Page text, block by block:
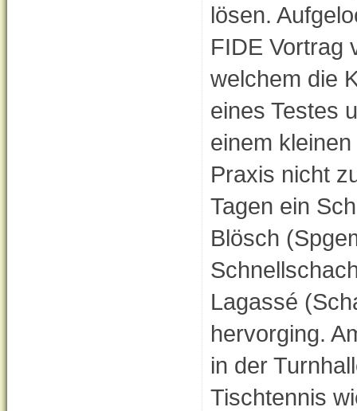
lösen.
FIDE Vortrag
welchem die
eines Testes
einem
Praxis nicht
Tagen ein
Blösch
Lagassé
hervorging.
in der
Tischtennis